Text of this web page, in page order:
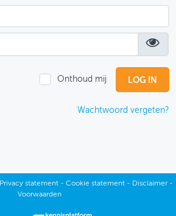
Onthoud mij
Wachtwoord vergeten?
Privacy statement- Cookie statement- Disclaimer-
Voorwaarden